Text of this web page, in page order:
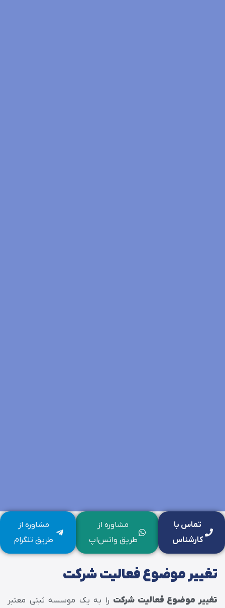
مشاوره از
طریق واتس‌اپ
مشاوره از
طریق تلگرام
تماس با
کارشناس
تغییر موضوع فعالیت شرکت
تغییر موضوع فعالیت شرکت را به یک موسسه ثبتی معتبر